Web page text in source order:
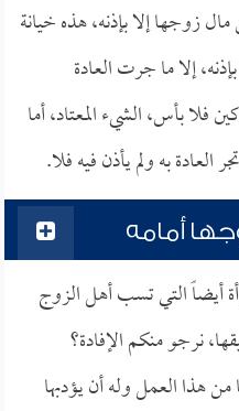
زوجها إلا بإذنه، هذه خيانة
إلا ما جرت العادة
فلا بأس، الشيء المعتاد، أما
العادة به ولم يأذن فيه فلا.
أمامه
أيضاً التي تسب أهل الزوج
نرجو منكم الإفادة؟
هذا العمل وله أن يؤدبها